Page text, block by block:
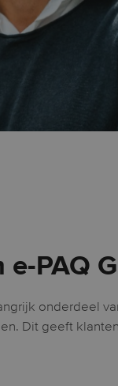
PAQ
onderdeel
Dit geeft